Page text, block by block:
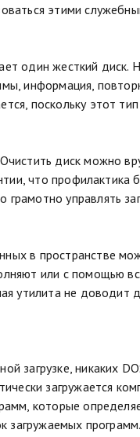
этими
один жесткий диск.
информация,
поскольку этот тип
диск можно
что профилактика
управлять
в пространстве
или с помощью
утилита не доводит
загрузке, никаких
загружается
которые
загружаемых программ.